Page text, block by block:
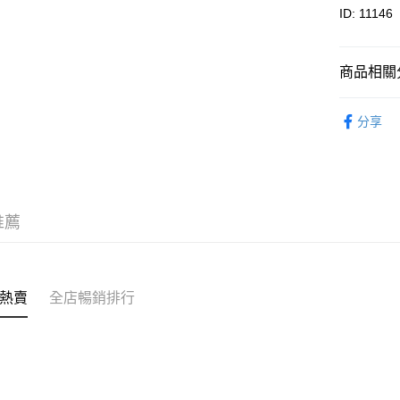
相關說明
時內將付
截圖並
送貨方式
物流公司
ID: 11146
商品相關
分享
薦
賣 全店暢銷排行